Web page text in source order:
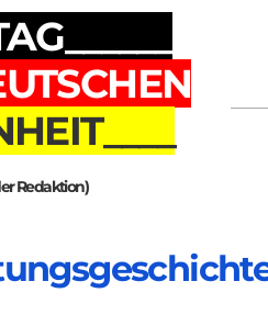
der jeweils vergangenen
ich mich nicht mit allem,
gut begründete Meinung,
ist. Deshalb ist mir
zu erkennen und zu
Redaktion)